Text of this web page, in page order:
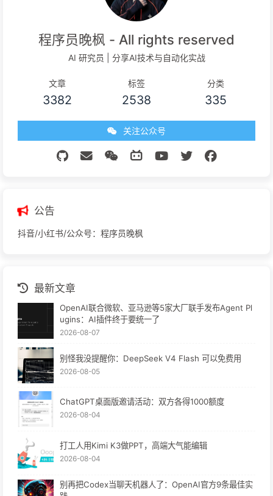
程序员晚枫 - All rights reserved
AI 研究员 | 分享AI技术与自动化实战
文章
3382
标签
2538
分类
335
关注公众号
公告
抖音/小红书/公众号：程序员晚枫
最新文章
OpenAI联合微软、亚马逊等5家大厂联手发布Agent Pl
ugins：AI插件终于要统一了
2026-08-07
别怪我没提醒你：DeepSeek V4 Flash 可以免费用
2026-08-05
ChatGPT桌面版邀请活动：双方各得1000额度
2026-08-04
打工人用Kimi K3做PPT，高端大气能编辑
2026-08-04
别再把Codex当聊天机器人了：OpenAI官方9条最佳实